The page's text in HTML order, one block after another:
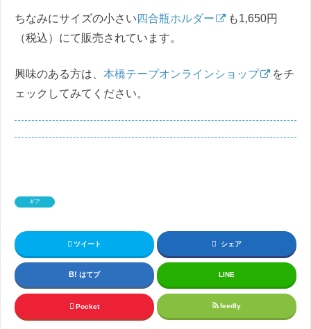
ちなみにサイズの小さい 四合瓶ホルダー
も1,650円
（税込）にて販売されています。
興味のある方は、 本橋テープオンラインショップ
をチ
ェックしてみてください。
ギア
ツイート シェア
はてブ LINE
Pocket feedly